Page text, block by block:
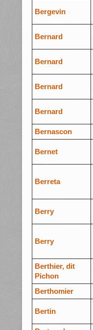
Bergevin
Bernard
Bernard
Bernard
Bernard
Bernascon
Bernet
Berreta
Berry
Berry
Berthier, dit
Pichon
Berthomier
Bertin